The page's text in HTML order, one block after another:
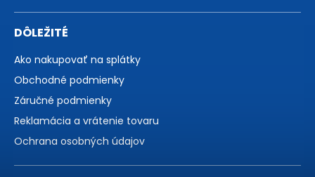
DÔLEŽITÉ
Ako nakupovať na splátky
Obchodné podmienky
Záručné podmienky
Reklamácia a vrátenie tovaru
Ochrana osobných údajov